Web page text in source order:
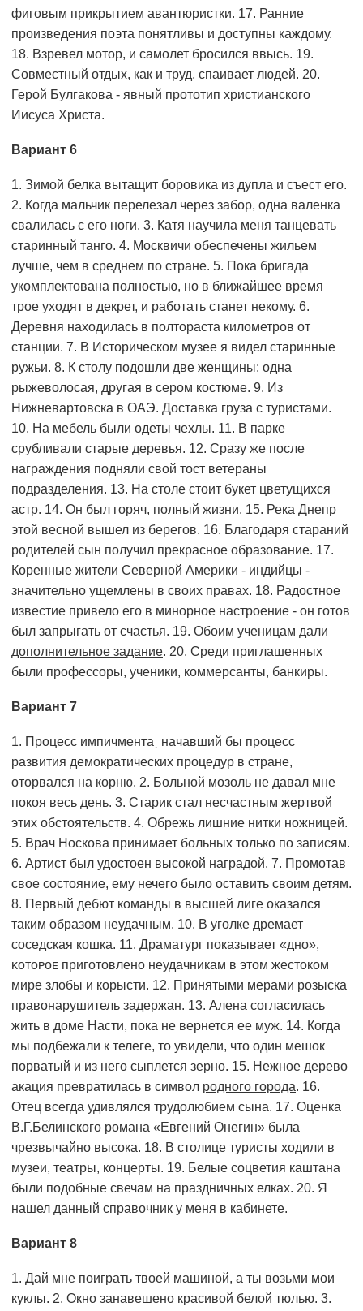
фиговым прикрытием авантюристки. 17. Ранние
произведения поэта понятливы и доступны каждому.
18. Взревел мотор, и самолет бросился ввысь. 19.
Совместный отдых, как и труд, спаивает людей. 20.
Герой Булгакова - явный прототип христианского
Иисуса Христа.
Вариант 6
1. Зимой белка вытащит боровика из дупла и съест его.
2. Когда мальчик перелезал через забор, одна валенка
свалилась с его ноги. 3. Катя научила меня танцевать
старинный танго. 4. Москвичи обеспечены жильем
лучше, чем в среднем по стране. 5. Пока бригада
укомплектована полностью, но в ближайшее время
трое уходят в декрет, и работать станет некому. 6.
Деревня находилась в полтораста километров от
станции. 7. В Историческом музее я видел старинные
ружьи. 8. К столу подошли две женщины: одна
рыжеволосая, другая в сером костюме. 9. Из
Нижневартовска в ОАЭ. Доставка груза с туристами.
10. На мебель были одеты чехлы. 11. В парке
срубливали старые деревья. 12. Сразу же после
награждения подняли свой тост ветераны
подразделения. 13. На столе стоит букет цветущихся
астр. 14. Он был горяч, полный жизни. 15. Река Днепр
этой весной вышел из берегов. 16. Бла­годаря стараний
родителей сын получил прекрасное образование. 17.
Коренные жители Северной Америки - индийцы -
значительно ущемлены в своих правах. 18. Радостное
известие привело его в минорное настроение - он готов
был запрыгать от счастья. 19. Обоим ученицам дали
дополнительное задание. 20. Среди приглашенных
были профессоры, ученики, коммерсанты, банкиры.
Вариант 7
1. Процесс импичмента͵ начавший бы процесс
развития демократических процедур в стране,
оторвался на корню. 2. Больной мозоль не давал мне
покоя весь день. 3. Старик стал несчастным жертвой
этих обстоятельств. 4. Обрежь лишние нитки ножницей.
5. Врач Носкова принимает больных только по записям.
6. Артист был удостоен высокой наградой. 7. Промотав
свое состояние, ему нечего было оставить своим детям.
8. Первый дебют команды в высшей лиге оказался
таким образом неудачным. 10. В уголке дремает
соседская кошка. 11. Драматург показывает «дно»,
ĸᴏᴛᴏᴩᴏᴇ приготовлено неудачникам в этом жестоком
мире злобы и корысти. 12. Принятыми мерами розыска
правонарушитель задержан. 13. Алена согласилась
жить в доме Насти, пока не вернется ее муж. 14. Когда
мы подбежали к телеге, то увидели, что один мешок
порватый и из него сыплется зерно. 15. Нежное дерево
акация превратилась в символ родного города. 16.
Отец всегда удивлялся трудолюбием сына. 17. Оценка
В.Г.Белинского романа «Евгений Онегин» была
чрезвычайно высока. 18. В столице туристы ходили в
музеи, театры, концерты. 19. Белые соцветия каштана
были подобные свечам на праздничных елках. 20. Я
нашел данный справочник у меня в кабинете.
Вариант 8
1. Дай мне поиграть твоей машиной, а ты возьми мои
куклы. 2. Окно занавешено красивой белой тюлью. 3.